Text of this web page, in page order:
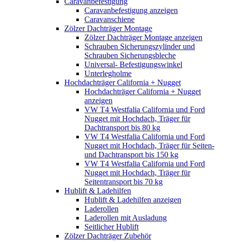
Caravanbefestigung anzeigen
Caravanschiene
Zölzer Dachträger Montage
Zölzer Dachträger Montage anzeigen
Schrauben Sicherungszylinder und
Schrauben Sicherungsbleche
Universal- Befestigungswinkel
Unterlegholme
Hochdachträger California + Nugget
Hochdachträger California + Nugget
anzeigen
VW T4 Westfalia California und Ford
Nugget mit Hochdach, Träger für
Dachtransport bis 80 kg
VW T4 Westfalia California und Ford
Nugget mit Hochdach, Träger für Seiten-
und Dachtransport bis 150 kg
VW T4 Westfalia California und Ford
Nugget mit Hochdach, Träger für
Seitentransport bis 70 kg
Hublift & Ladehilfen
Hublift & Ladehilfen anzeigen
Laderollen
Laderollen mit Ausladung
Seitlicher Hublift
Zölzer Dachträger Zubehör